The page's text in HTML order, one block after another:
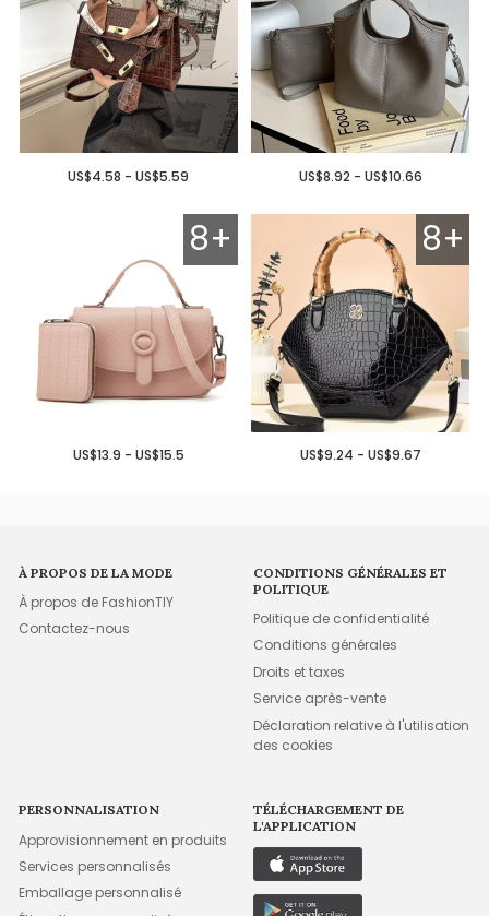
US$4.58 - US$5.59 US$8.92 - US$10.66
8+
US$13.9 - US$15.5
8+
US$9.24 - US$9.67
À PROPOS DE LA MODE
À propos de FashionTIY
Contactez-nous
CONDITIONS GÉNÉRALES ET
POLITIQUE
Politique de confidentialité
Conditions générales
Droits et taxes
Service après-vente
Déclaration relative à l'utilisation
des cookies
PERSONNALISATION
Approvisionnement en produits
Services personnalisés
Emballage personnalisé
TÉLÉCHARGEMENT DE
L'APPLICATION